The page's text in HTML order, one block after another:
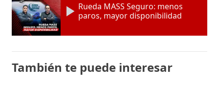
Rueda MASS Seguro: menos
paros, mayor disponibilidad
También te puede interesar